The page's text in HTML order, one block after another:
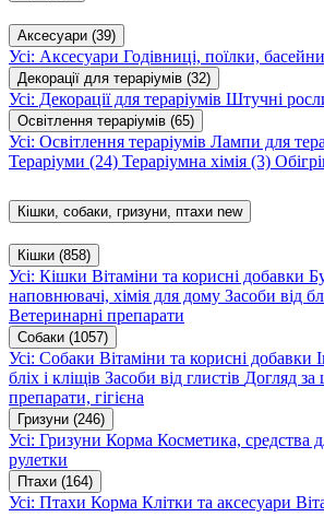
Аксесуари (39)
Усі: Аксесуари Годівниці, поїлки,
Декорації для тераріумів (32)
Усі: Декорації для тераріумів Штучні
Освітлення тераріумів (65)
Усі: Освітлення тераріумів Лампи для
Тераріуми (24) Тераріумна хімія (3)
Кішки, собаки, гризуни, птахи new
Кішки (858)
Усі: Кішки Вітаміни та корисні добавки
наповнювачі, хімія для дому Засоби від
Ветеринарні препарати
Собаки (1057)
Усі: Собаки Вітаміни та корисні добавки
бліх і кліщів Засоби від глистів Догляд за
препарати, гігієна
Гризуни (246)
Усі: Гризуни Корма Косметика, средства
рулетки
Птахи (164)
Усі: Птахи Корма Клітки та аксесуари